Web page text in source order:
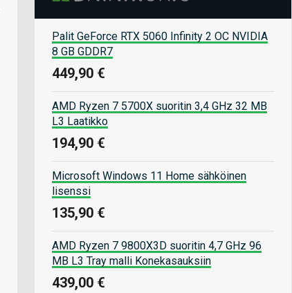
Palit GeForce RTX 5060 Infinity 2 OC NVIDIA
8 GB GDDR7
449,90 €
AMD Ryzen 7 5700X suoritin 3,4 GHz 32 MB
L3 Laatikko
194,90 €
Microsoft Windows 11 Home sähköinen
lisenssi
135,90 €
AMD Ryzen 7 9800X3D suoritin 4,7 GHz 96
MB L3 Tray malli Konekasauksiin
439,00 €